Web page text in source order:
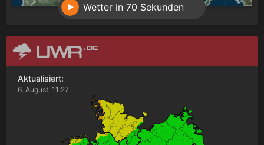
Wetter in 70 Sekunden
Aktualisiert:
6. August, 11:27